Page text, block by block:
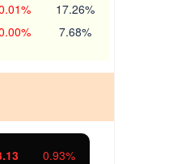
17.26%
7.68%
1.01%